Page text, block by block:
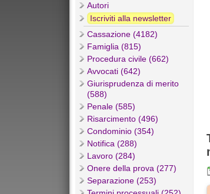
Autori
Iscriviti alla newsletter
Cassazione (4182)
Famiglia (815)
Procedura civile (662)
Avvocati (642)
Giurisprudenza di merito
(588)
Penale (585)
Risarcimento (496)
Condominio (354)
Notifica (288)
Lavoro (284)
Onere della prova (277)
Separazione (253)